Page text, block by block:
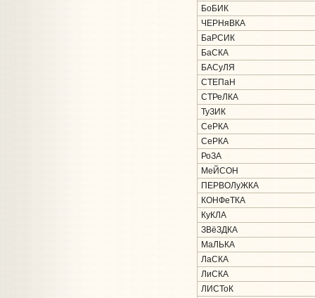
БоБИК
ЧЕРНяВКА
БаРСИК
БаСКА
БАСуЛЯ
СТЕПаН
СТРеЛКА
ТуЗИК
СеРКА
СеРКА
РоЗА
МеЙСОН
ПЕРВОЛуЖКА
КОНФеТКА
КуКЛА
ЗВёЗДКА
МаЛЬКА
ЛаСКА
ЛиСКА
ЛИСТоК